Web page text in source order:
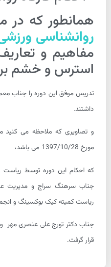
همانطور که در
روانشناسی
مفاهیم و
استرس و خشم
تدریس موفق این دوره را جناب
داشتند.
و تصاویری که ملاحظه می کنید
مورخ 1397/10/28 می باشد،
که احکام این دوره توسط ریاست
جناب سرهنگ سراج و مدیریت
ریاست کمیته کیک بوکسینگ و
جناب دکتر تورج علی عنصری مهر و
قرار گرفت.